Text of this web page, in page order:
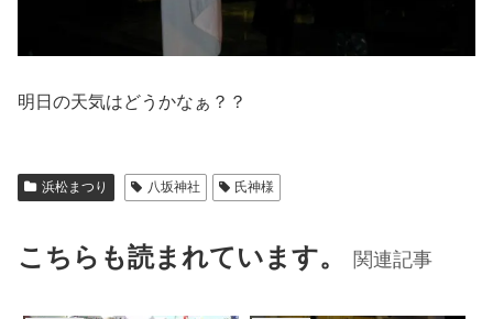
明日の天気はどうかなぁ？？
浜松まつり 八坂神社 氏神様
こちらも読まれています。 関連記事